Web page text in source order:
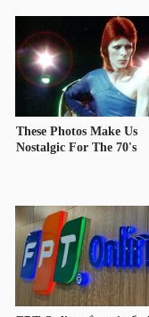
TƯ
TRUY
XUẤT
Ngành
(-)
VS-